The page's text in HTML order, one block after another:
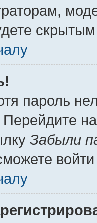
пароль
Перейдите
Забыли